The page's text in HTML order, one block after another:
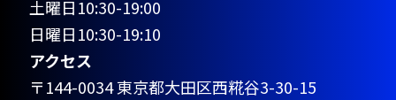
土曜日10:30-19:00
日曜日10:30-19:10
アクセス
〒144-0034 東京都大田区西糀谷3-30-15